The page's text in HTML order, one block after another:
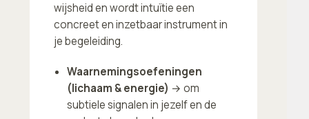
wijsheid en wordt intuïtie een
concreet en inzetbaar instrument in
je begeleiding.
Waarnemingsoefeningen
(lichaam & energie) → om
subtiele signalen in jezelf en de